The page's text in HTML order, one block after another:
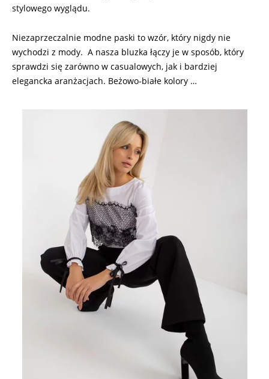
stylowego wyglądu.
Niezaprzeczalnie modne paski to wzór, który nigdy nie
wychodzi z mody. A nasza bluzka łączy je w sposób, który
sprawdzi się zarówno w casualowych, jak i bardziej
elegancka aranżacjach. Beżowo-białe kolory …